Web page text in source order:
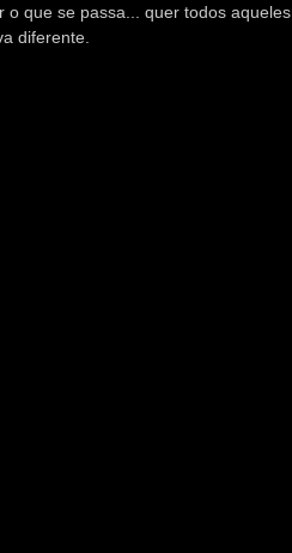
que se passa... quer todos aqueles
diferente.